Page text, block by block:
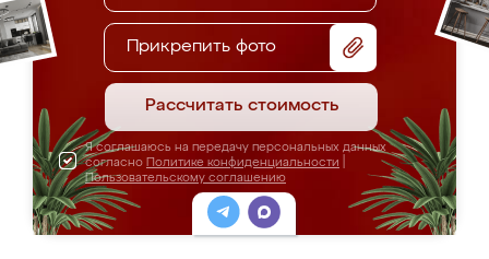
Прикрепить фото
Рассчитать стоимость
Я соглашаюсь на передачу персональных данных
согласно Политике конфиденциальности
Пользовательскому соглашению